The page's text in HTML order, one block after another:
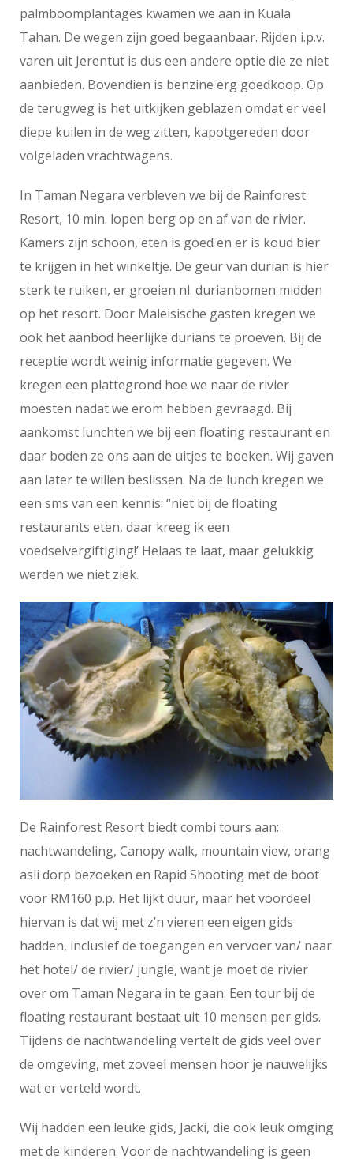
palmboomplantages kwamen we aan in Kuala
Tahan. De wegen zijn goed begaanbaar. Rijden i.p.v.
varen uit Jerentut is dus een andere optie die ze niet
aanbieden. Bovendien is benzine erg goedkoop. Op
de terugweg is het uitkijken geblazen omdat er veel
diepe kuilen in de weg zitten, kapotgereden door
volgeladen vrachtwagens.
In Taman Negara verbleven we bij de Rainforest
Resort, 10 min. lopen berg op en af van de rivier.
Kamers zijn schoon, eten is goed en er is koud bier
te krijgen in het winkeltje. De geur van durian is hier
sterk te ruiken, er groeien nl. durianbomen midden
op het resort. Door Maleisische gasten kregen we
ook het aanbod heerlijke durians te proeven. Bij de
receptie wordt weinig informatie gegeven. We
kregen een plattegrond hoe we naar de rivier
moesten nadat we erom hebben gevraagd. Bij
aankomst lunchten we bij een floating restaurant en
daar boden ze ons aan de uitjes te boeken. Wij gaven
aan later te willen beslissen. Na de lunch kregen we
een sms van een kennis: “niet bij de floating
restaurants eten, daar kreeg ik een
voedselvergiftiging!’ Helaas te laat, maar gelukkig
werden we niet ziek.
De Rainforest Resort biedt combi tours aan:
nachtwandeling, Canopy walk, mountain view, orang
asli dorp bezoeken en Rapid Shooting met de boot
voor RM160 p.p. Het lijkt duur, maar het voordeel
hiervan is dat wij met z’n vieren een eigen gids
hadden, inclusief de toegangen en vervoer van/ naar
het hotel/ de rivier/ jungle, want je moet de rivier
over om Taman Negara in te gaan. Een tour bij de
floating restaurant bestaat uit 10 mensen per gids.
Tijdens de nachtwandeling vertelt de gids veel over
de omgeving, met zoveel mensen hoor je nauwelijks
wat er verteld wordt.
Wij hadden een leuke gids, Jacki, die ook leuk omging
met de kinderen. Voor de nachtwandeling is geen